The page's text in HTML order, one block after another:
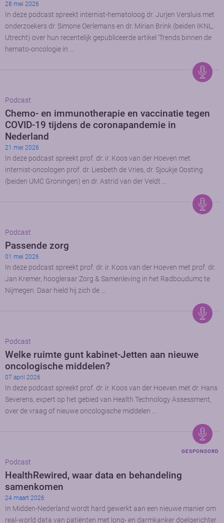
28 mei 2026
In deze podcast spreekt internist-hematoloog dr. Jurjen Versluis met
onderzoekers dr. Simone Oerlemans en dr. Mirian Brink (beiden IKNL,
Utrecht) over hun recentelijk gepubliceerde artikel ‘Trends binnen de
hemato-oncologie in …
Podcast
Chemo- en immunotherapie en vaccinatie tegen
COVID-19 tijdens de coronapandemie in
Nederland
21 mei 2026
In deze podcast spreekt prof. dr. ir. Koos van der Hoeven met
internist-oncologen prof. dr. Liesbeth de Vries, dr. Sjoukje Oosting
(beiden UMC Groningen) en dr. Astrid van der Veldt …
Podcast
Passende zorg
01 mei 2026
In deze podcast spreekt prof. dr. ir. Koos van der Hoeven met prof. dr.
Jan Kremer, hoogleraar Zorg & Samenleving in het Radboudumc te
Nijmegen. Daar hield hij zich de …
Podcast
Welke ruimte gunt kabinet-Jetten aan nieuwe
oncologische middelen?
07 april 2026
In deze podcast spreekt prof. dr. ir. Koos van der Hoeven met dr. Hans
Severens, expert op het gebied van Health Technology Assessment,
over de vraag of nieuwe oncologische middelen …
GESPONSORD
Podcast
HealthRewired, waar data en behandeling
samenkomen
24 maart 2026
In Midden-Nederland wordt hard gewerkt aan een nieuwe manier om
real-world data van patiënten met long- en darmkanker doelgerichter